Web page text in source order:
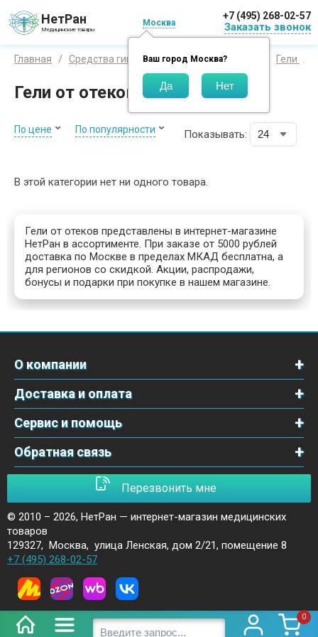
НетРан
Медицинские товары
Москва
Ваш город Москва?
+7 (495) 268-02-57
Заказать звонок
0
Главная Средства гигиены Средства для тела Гели
Гели от отеков
По цене По популярности Показывать:
В этой категории нет ни одного товара.
Гели от отеков представлены в интернет-магазине
НетРан в ассортименте. При заказе от 5000 рублей
доставка по Москве в пределах МКАД бесплатна, а
для регионов со скидкой. Акции, распродажи,
бонусы и подарки при покупке в нашем магазине.
О компании
Доставка и оплата
Сервис и помощь
Обратная связь
Перезвонить мне
© 2010 – 2026, НетРан — интернет-магазин медицинских
товаров
129327, Москва, улица Ленская, дом 2/21, помещение 8
+7 (495) 268-02-57